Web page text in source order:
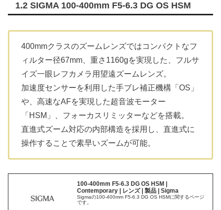
1.2 SIGMA 100-400mm F5-6.3 DG OS HSM
400mmクラスのズームレンズではコンパクトなフ
ィルター径67mm、重さ1160gを実現した、フルサ
イズ一眼レフカメラ用望遠ズームレンズ。
加速度センサーを利用した手ブレ補正機構「OS」
や、高速なAFを実現した超音波モーター
「HSM」、フォーカスリミッターなどを搭載。
直進式ズーム対応の内部構造を採用し、直進式に
操作することで素早いズームが可能。
100-400mm F5-6.3 DG OS HSM |
Contemporary | レンズ | 製品 | Sigma
Sigmaの100-400mm F5-6.3 DG OS HSMに関するページ
です。